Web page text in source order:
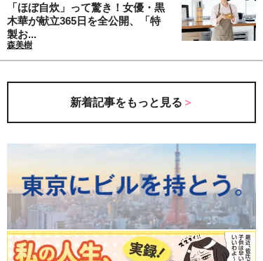
「ほぼ自炊」って驚き！女優・黒
木華が献立365日を全公開、「特
製お...
森美樹
新着記事をもっと見る